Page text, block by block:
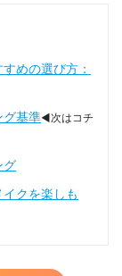
めの選び方：
グ基準◀次はコチ
グ
クを楽しも